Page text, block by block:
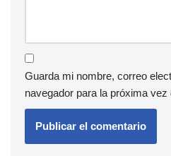
Guarda mi nombre, correo
navegador para la próxima vez